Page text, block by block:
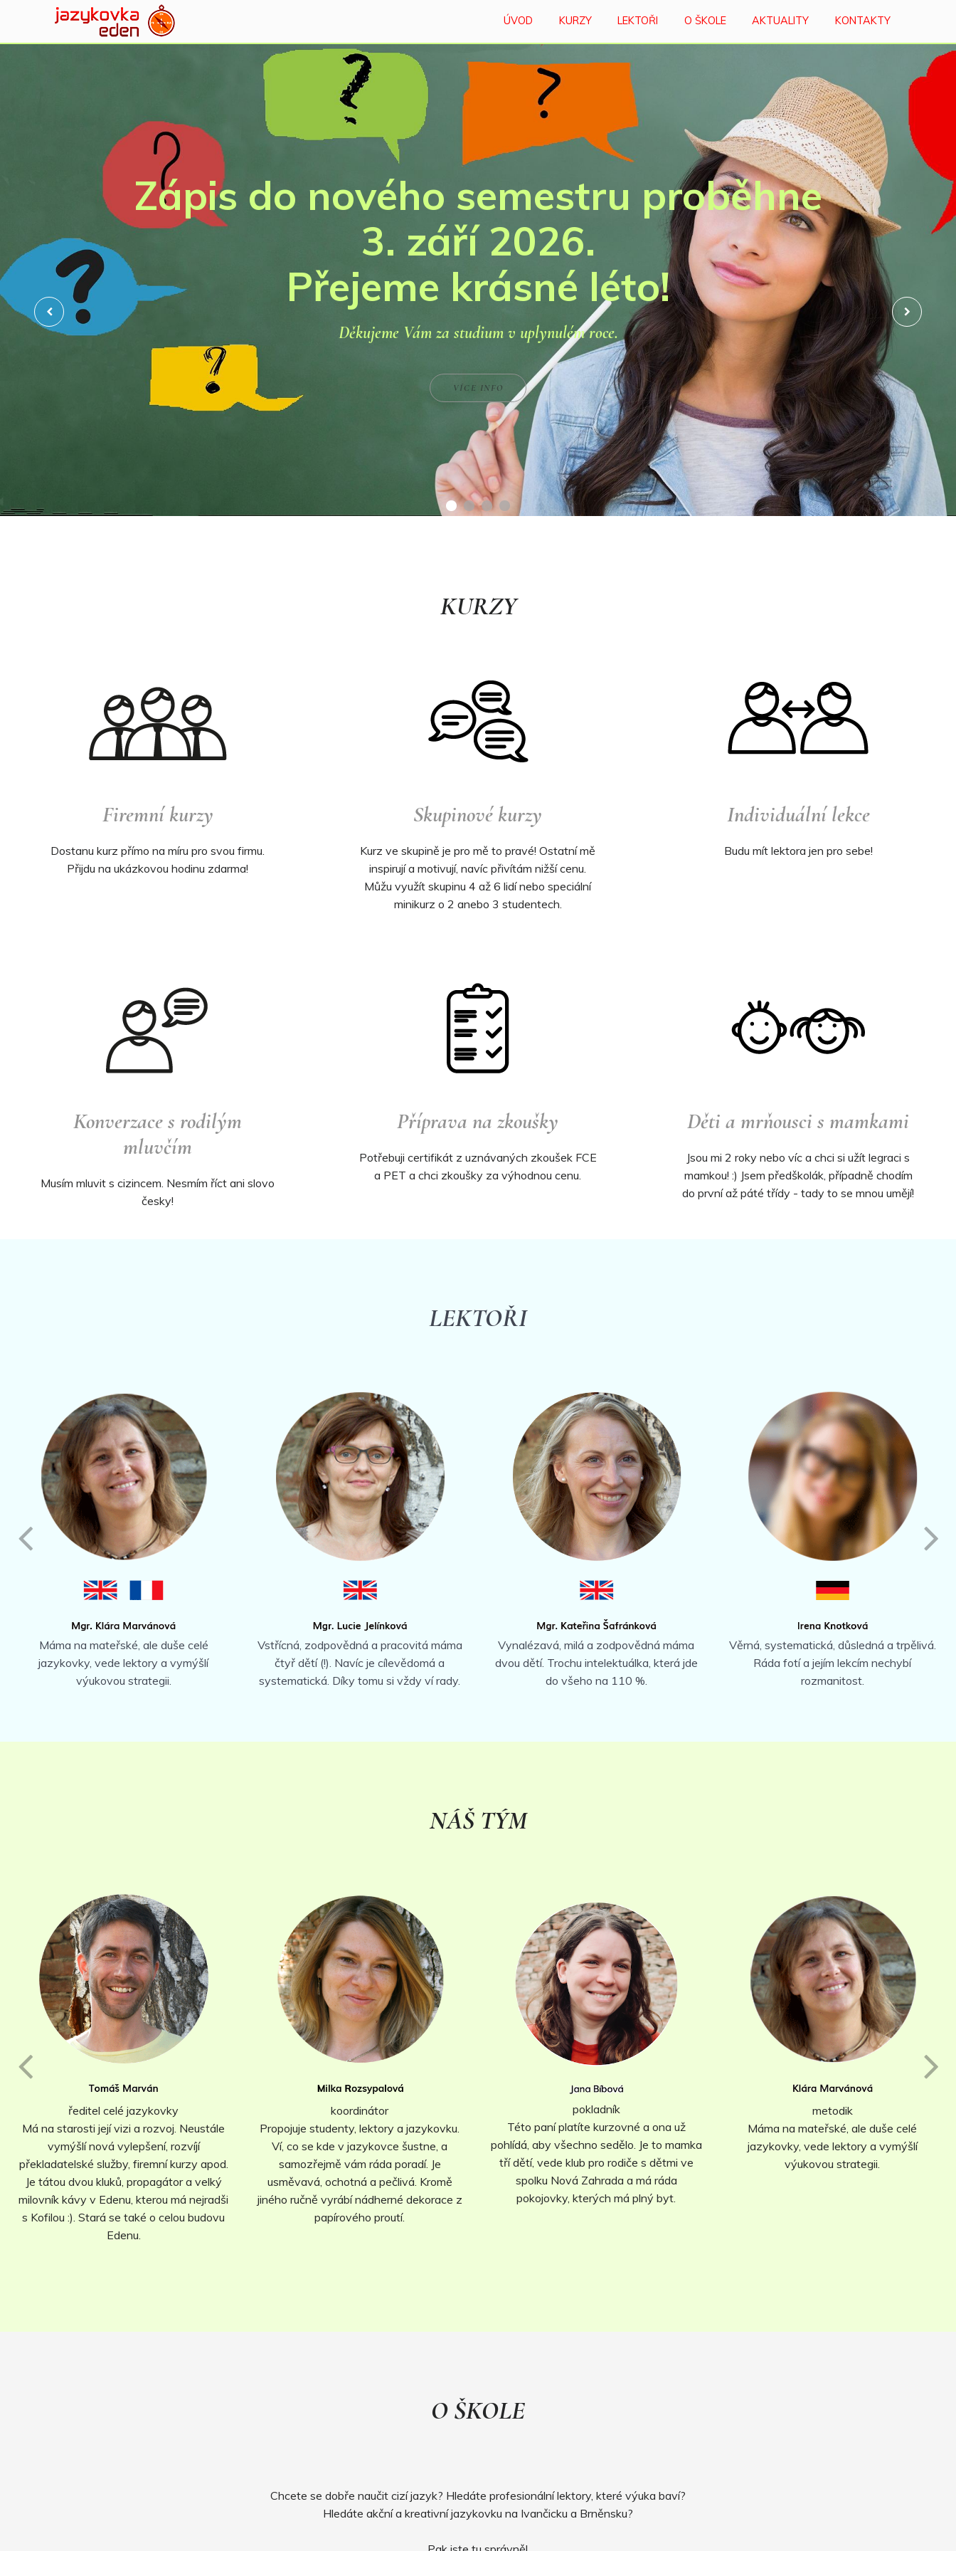
ÚVOD KURZY LEKTOŘI O ŠKOLE AKTUALITY KONTAKTY
Zápis do nového semestru proběhne
3. září 2026.
Přejeme krásné léto!
Děkujeme Vám za studium v uplynulém roce.
VÍCE INFO
KURZY
Firemní kurzy
Dostanu kurz přímo na míru pro svou firmu.
Přijdu na ukázkovou hodinu zdarma!
Skupinové kurzy
Kurz ve skupině je pro mě to pravé! Ostatní mě
inspirují a motivují, navíc přivítám nižší cenu.
Můžu využít skupinu 4 až 6 lidí nebo speciální
minikurz o 2 anebo 3 studentech.
Individuální lekce
Budu mít lektora jen pro sebe!
Konverzace s rodilým
mluvčím
Musím mluvit s cizincem. Nesmím říct ani slovo
česky!
Příprava na zkoušky
Potřebuji certifikát z uznávaných zkoušek FCE
a PET a chci zkoušky za výhodnou cenu.
Děti a mrňousci s mamkami
Jsou mi 2 roky nebo víc a chci si užít legraci s
mamkou! :) Jsem předškolák, případně chodím
do první až páté třídy - tady to se mnou umějí!
LEKTOŘI
Máma na mateřské, ale duše celé
jazykovky, vede lektory a vymýšlí
výukovou strategii.
Vstřícná, zodpovědná a pracovitá máma
čtyř dětí (!). Navíc je cílevědomá a
systematická. Díky tomu si vždy ví rady.
Vynalézavá, milá a zodpovědná máma
dvou dětí. Trochu intelektuálka, která jde
do všeho na 110 %.
Věrná, systematická, důsledná a trpělivá.
Ráda fotí a jejím lekcím nechybí
rozmanitost.
NÁŠ TÝM
ředitel celé jazykovky
Má na starosti její vizi a rozvoj. Neustále
vymýšlí nová vylepšení, rozvíjí
překladatelské služby, firemní kurzy apod.
Je tátou dvou kluků, propagátor a velký
milovník kávy v Edenu, kterou má nejradši
s Kofilou :). Stará se také o celou budovu
Edenu.
koordinátor
Propojuje studenty, lektory a jazykovku.
Ví, co se kde v jazykovce šustne, a
samozřejmě vám ráda poradí. Je
usměvavá, ochotná a pečlivá. Kromě
jiného ručně vyrábí nádherné dekorace z
papírového proutí.
pokladník
Této paní platíte kurzovné a ona už
pohlídá, aby všechno sedělo. Je to mamka
tří dětí, vede klub pro rodiče s dětmi ve
spolku Nová Zahrada a má ráda
pokojovky, kterých má plný byt.
metodik
Máma na mateřské, ale duše celé
jazykovky, vede lektory a vymýšlí
výukovou strategii.
O ŠKOLE
Chcete se dobře naučit cizí jazyk? Hledáte profesionální lektory, které výuka baví?
Hledáte akční a kreativní jazykovku na Ivančicku a Brněnsku?